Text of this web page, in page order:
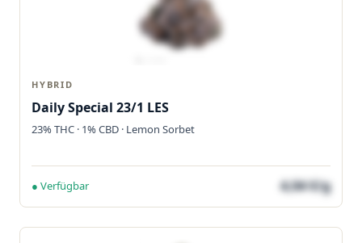
HYBRID
Daily Special 23/1 LES
23% THC · 1% CBD · Lemon Sorbet
● Verfügbar 4,04 €/g